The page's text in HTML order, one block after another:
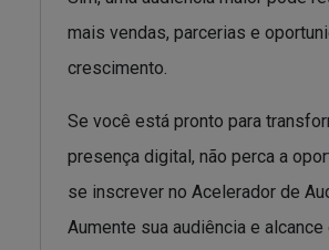
mais vendas, parcerias e
crescimento.
Se você está pronto para
presença digital, não perca a
se inscrever no Acelerador de
Aumente sua audiência e